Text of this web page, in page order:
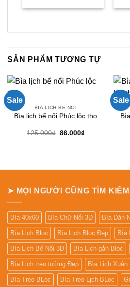
là:
tại
SẢN PHẨM TƯƠNG TỰ
Sale
BÌA LỊCH BẾ NỔI
Bìa lịch bế nổi Phúc lộc thọ
125.000₫ Giá
86.000₫Giá
Sale
➤ MỌI NGƯỜI CŨNG TÌM KIẾM
Bìa 40x60 Bìa Chữ Nổi 3D Bìa Dán
Bìa Lịch Bloc Bìa Lịch Bloc Đẹp Bìa
Bìa Lịch Bế Nổi 3D Bìa Lịch gắn Bloc
Bìa Lịch treo tường Đẹp Bìa Lịch Xuân
Bìa Treo BLoc Bìa Treo Lịch BLoc